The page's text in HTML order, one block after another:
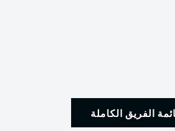
الفريق الكاملة